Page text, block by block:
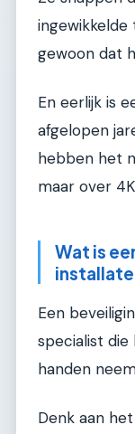
ingewikkelde
gewoon dat
En eerlijk is
afgelopen
hebben het
maar over
Wat is
Een
specialist
handen
Denk aan